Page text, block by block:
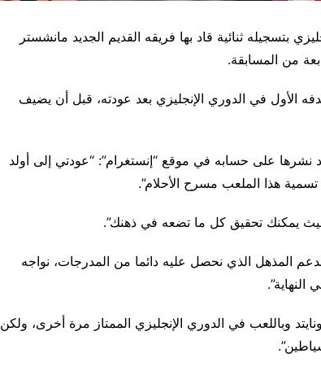
بتسجيله ثنائية قاد بها فريقه القديم الجديد مانشستر
دقيقة فقط ليسجل هدفه الأول في الدوري الإنجليزي بعد عودته، قبل أن يضيف
نشرها على حسابه في موقع “إنستغرام”: “عودتي إلى أولد
هذا الملعب مسرح الأحلام”.
يمكنك تحقيق كل ما تضعه في ذهنك”.
المذهل الذي نحصل عليه دائما من المدرجات، نواجه
وباللعب في الدوري الإنجليزي الممتاز مرة أخرى، ولكن